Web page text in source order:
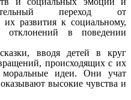
переход от
их развития к социальному,
отклонений в поведении
вводя детей в круг
происходящих с их
моральные идеи. Они учат
высокие чувства и